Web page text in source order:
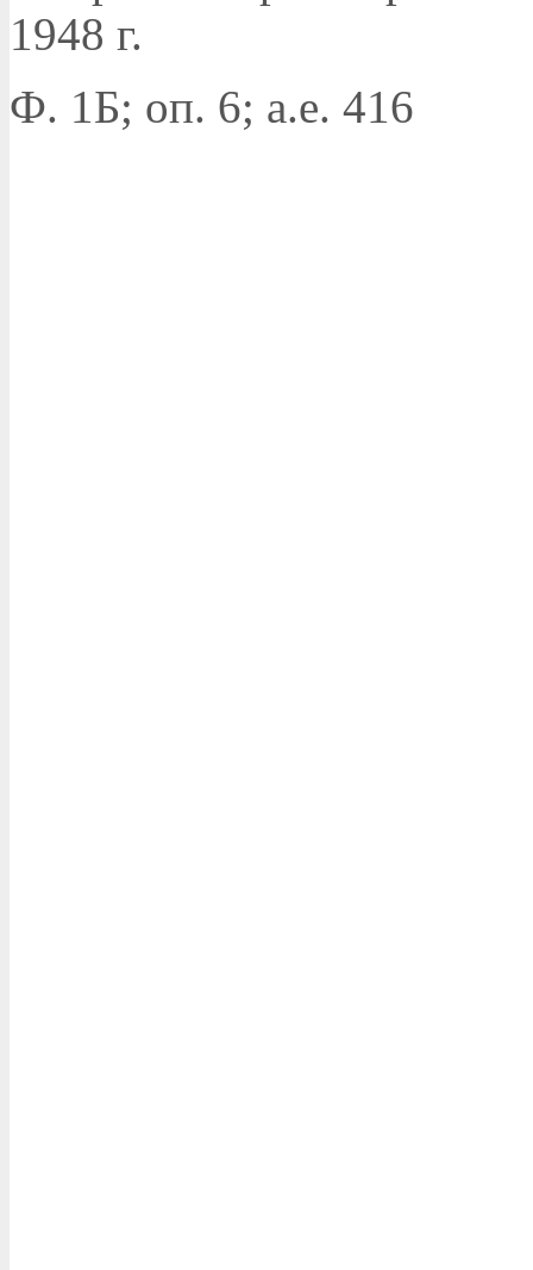
1948 г.
Ф. 1Б; оп. 6; а.е. 416